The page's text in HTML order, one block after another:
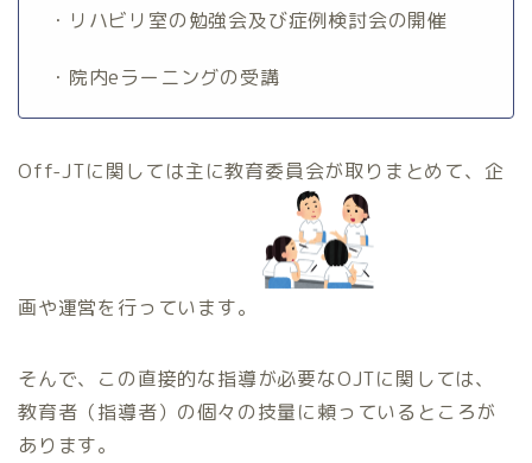
・リハビリ室の勉強会及び症例検討会の開催
・院内eラーニングの受講
Off-JTに関しては主に教育委員会が取りまとめて、企
画や運営を行っています。
そんで、この直接的な指導が必要なOJTに関しては、
教育者（指導者）の個々の技量に頼っているところが
あります。